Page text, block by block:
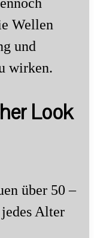
Wellen
und
wirken.
Look